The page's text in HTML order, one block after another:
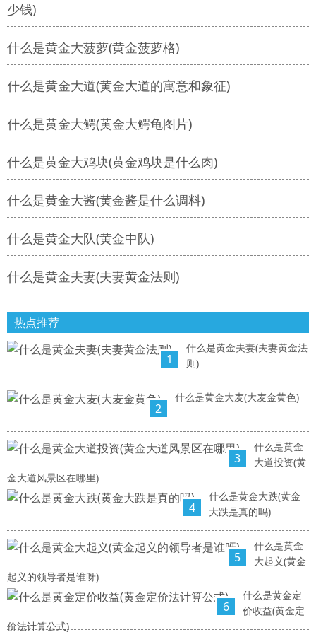
少钱)
什么是黄金大菠萝(黄金菠萝格)
什么是黄金大道(黄金大道的寓意和象征)
什么是黄金大鳄(黄金大鳄龟图片)
什么是黄金大鸡块(黄金鸡块是什么肉)
什么是黄金大酱(黄金酱是什么调料)
什么是黄金大队(黄金中队)
什么是黄金夫妻(夫妻黄金法则)
热点推荐
1
什么是黄金夫妻(夫妻黄金法
则)
2
什么是黄金大麦(大麦金黄色)
3
什么是黄金
大道投资(黄
金大道风景区在哪里)
4
什么是黄金大跌(黄金
大跌是真的吗)
5
什么是黄金
大起义(黄金
起义的领导者是谁呀)
6
什么是黄金定
价收益(黄金定
价法计算公式)